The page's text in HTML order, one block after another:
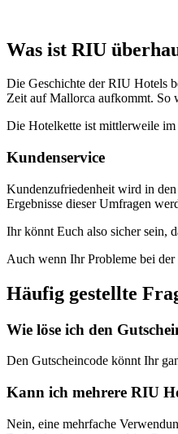
Was ist RIU
Die Geschichte der RIU Hotels
Zeit auf Mallorca aufkommt. So
Die Hotelkette ist mittlerweile
Kundenservice
Kundenzufriedenheit wird in
Ergebnisse dieser Umfragen
Ihr könnt Euch also sicher sein,
Auch wenn Ihr Probleme bei
Häufig gestellte
Wie löse ich den
Den Gutscheincode könnt Ihr
Kann ich mehrere RIU
Nein, eine mehrfache